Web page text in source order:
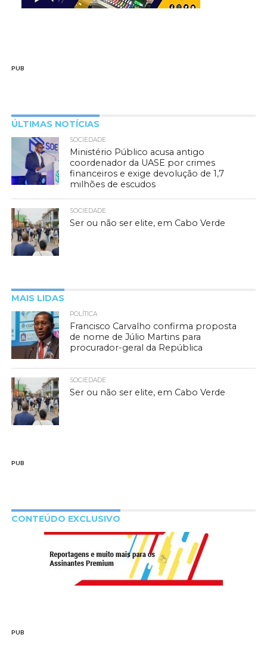
PUB
ÚLTIMAS NOTÍCIAS
SOCIEDADE
Ministério Público acusa antigo
coordenador da UASE por crimes
financeiros e exige devolução de 1,7
milhões de escudos
SOCIEDADE
Ser ou não ser elite, em Cabo Verde
MAIS LIDAS
POLÍTICA
Francisco Carvalho confirma proposta
de nome de Júlio Martins para
procurador-geral da República
SOCIEDADE
Ser ou não ser elite, em Cabo Verde
PUB
CONTEÚDO EXCLUSIVO
PUB